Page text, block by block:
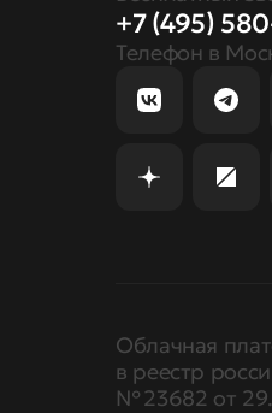
+7 (495)
Телефон в
Облачная
в реестр
№ 23682 от